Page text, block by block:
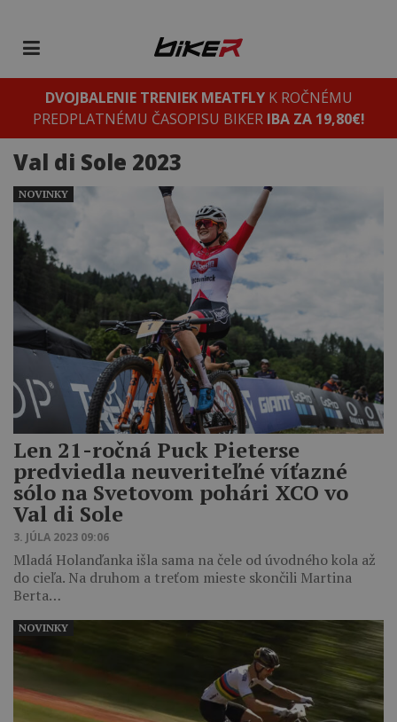
DVOJBALENIE TRENIEK MEATFLYK ROČNÉMU
PREDPLATNÉMU ČASOPISU BIKER IBA ZA 19,80€!
Val di Sole 2023
Len 21-ročná Puck Pieterse
predviedla neuveriteľné víťazné
sólo na Svetovom pohári XCO vo
Val di Sole
3. JÚLA 2023 09:06
Mladá Holanďanka išla sama na čele od úvodného kola až
do cieľa. Na druhom a treťom mieste skončili Martina
Berta…
NOVINKY
NOVINKY